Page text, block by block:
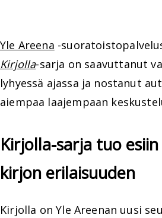
Yle Areena -
Kirjolla-sarja on saavuttanut
lyhyessä ajassa ja nostanut
aiempaa laajempaan
Kirjolla-sarja tuo
kirjon erilaisuuden
Kirjolla on Yle Areenan uusi